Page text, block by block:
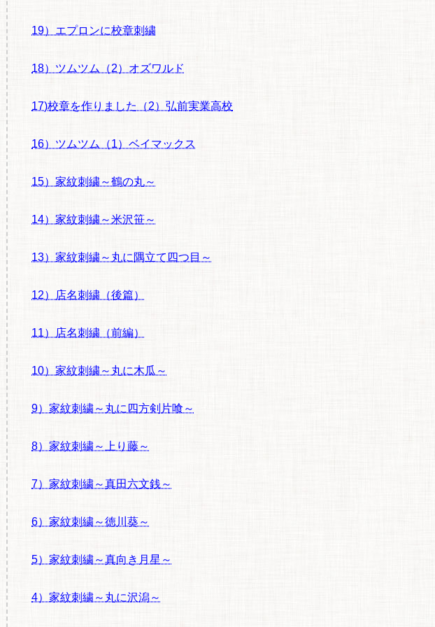
19）エプロンに校章刺繍
18）ツムツム（2）オズワルド
17)校章を作りました（2）弘前実業高校
16）ツムツム（1）ベイマックス
15）家紋刺繍～鶴の丸～
14）家紋刺繍～米沢笹～
13）家紋刺繍～丸に隅立て四つ目～
12）店名刺繍（後篇）
11）店名刺繍（前編）
10）家紋刺繍～丸に木瓜～
9）家紋刺繍～丸に四方剣片喰～
8）家紋刺繍～上り藤～
7）家紋刺繍～真田六文銭～
6）家紋刺繍～徳川葵～
5）家紋刺繍～真向き月星～
4）家紋刺繍～丸に沢潟～